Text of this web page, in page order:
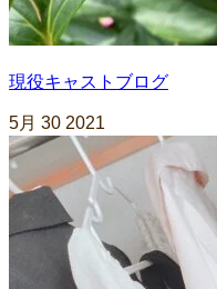
現役キャストブログ
5月 30 2021